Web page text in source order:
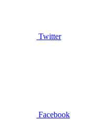
Twitter
Facebook